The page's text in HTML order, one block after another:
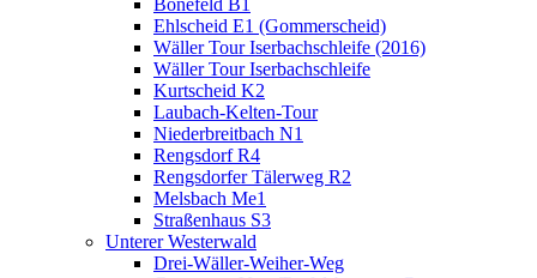
Bonefeld B1
Ehlscheid E1 (Gommerscheid)
Wäller Tour Iserbachschleife (2016)
Wäller Tour Iserbachschleife
Kurtscheid K2
Laubach-Kelten-Tour
Niederbreitbach N1
Rengsdorf R4
Rengsdorfer Tälerweg R2
Melsbach Me1
Straßenhaus S3
Unterer Westerwald
Drei-Wäller-Weiher-Weg